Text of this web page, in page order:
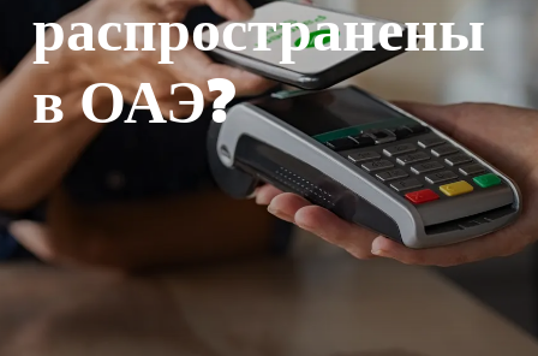
Саяхатыңды жоспарла
🇰🇿 KK Оқиға Іздеу
распространены
в ОАЭ?